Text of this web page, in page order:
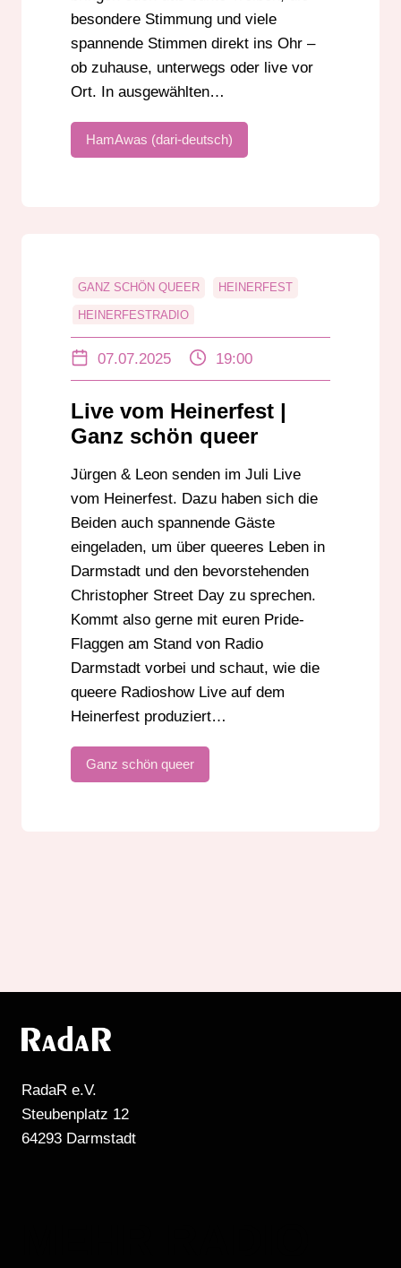
besondere Stimmung und viele
spannende Stimmen direkt ins Ohr –
ob zuhause, unterwegs oder live vor
Ort. In ausgewählten…
HamAwas (dari-deutsch)
GANZ SCHÖN QUEER HEINERFEST
HEINERFESTRADIO
LEON EBERSMANN
07.07.2025 19:00
Live vom Heinerfest |
Ganz schön queer
Jürgen & Leon senden im Juli Live
vom Heinerfest. Dazu haben sich die
Beiden auch spannende Gäste
eingeladen, um über queeres Leben in
Darmstadt und den bevorstehenden
Christopher Street Day zu sprechen.
Kommt also gerne mit euren Pride-
Flaggen am Stand von Radio
Darmstadt vorbei und schaut, wie die
queere Radioshow Live auf dem
Heinerfest produziert…
Ganz schön queer
RadaR e.V.
Steubenplatz 12
64293 Darmstadt